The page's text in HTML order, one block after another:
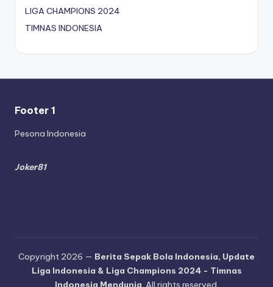
LIGA CHAMPIONS 2024
TIMNAS INDONESIA
Footer 1
Pesona Indonesia
Joker81
Copyright 2026 — Berita Sepak Bola Indonesia, Update
Liga Indonesia & Liga Champions 2024 - Timnas
Indonesia Mendunia . All rights reserved.